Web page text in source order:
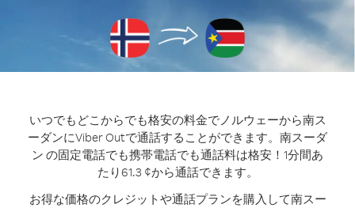
いつでもどこからでも格安の料金でノルウェーから南ス
ーダンにViber Outで通話することができます。 南スーダ
ン の固定電話でも携帯電話でも通話料は格安！1分間あ
たり61.3 ¢から通話できます。
お得な価格のクレジットや通話プランを購入して南スー